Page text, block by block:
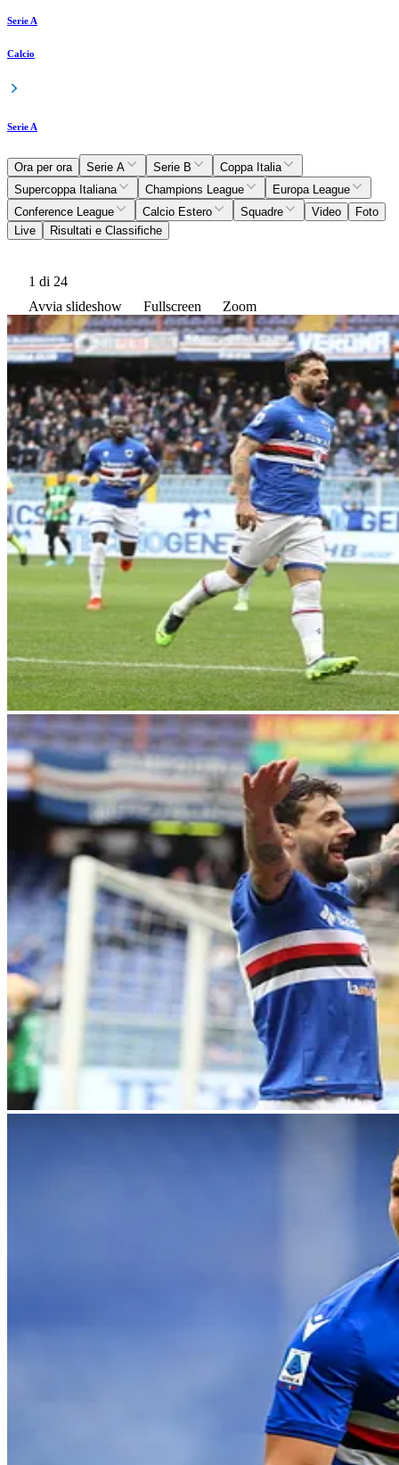
Serie A
Calcio
Serie A
Ora per ora Serie A Serie B
Coppa Italia
Supercoppa Italiana
Champions League
Europa League
Conference League
Calcio Estero Squadre Video
Foto
Live
Risultati e Classifiche
1 di 24
Avvia slideshow
Fullscreen Zoom